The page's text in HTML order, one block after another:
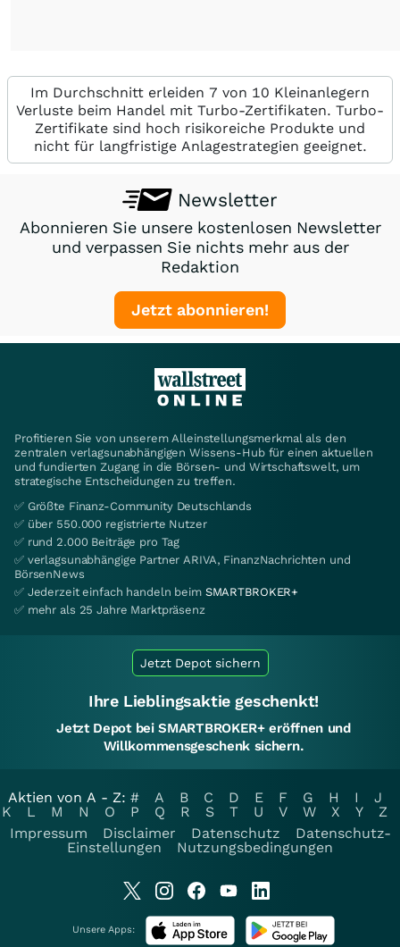
Im Durchschnitt erleiden 7 von 10 Kleinanlegern
Verluste beim Handel mit Turbo-Zertifikaten. Turbo-
Zertifikate sind hoch risikoreiche Produkte und
nicht für langfristige Anlagestrategien geeignet.
Newsletter
Abonnieren Sie unsere kostenlosen Newsletter
und verpassen Sie nichts mehr aus der
Redaktion
Jetzt abonnieren!
Profitieren Sie von unserem Alleinstellungsmerkmal als den
zentralen verlagsunabhängigen Wissens-Hub für einen aktuellen
und fundierten Zugang in die Börsen- und Wirtschaftswelt, um
strategische Entscheidungen zu treffen.
✅ Größte Finanz-Community Deutschlands
✅ über 550.000 registrierte Nutzer
✅ rund 2.000 Beiträge pro Tag
✅ verlagsunabhängige Partner ARIVA, FinanzNachrichten und
BörsenNews
✅ Jederzeit einfach handeln beim SMARTBROKER+
✅ mehr als 25 Jahre Marktpräsenz
Jetzt Depot sichern
Ihre Lieblingsaktie geschenkt!
Jetzt Depot bei SMARTBROKER+ eröffnen und
Willkommensgeschenk sichern.
Aktien von A - Z: # A B C D E F G H I
J
K
L M N O P Q R S T U V W X Y
Z
Impressum
Disclaimer Datenschutz
Datenschutz-
Einstellungen
Nutzungsbedingungen
Unsere Apps: